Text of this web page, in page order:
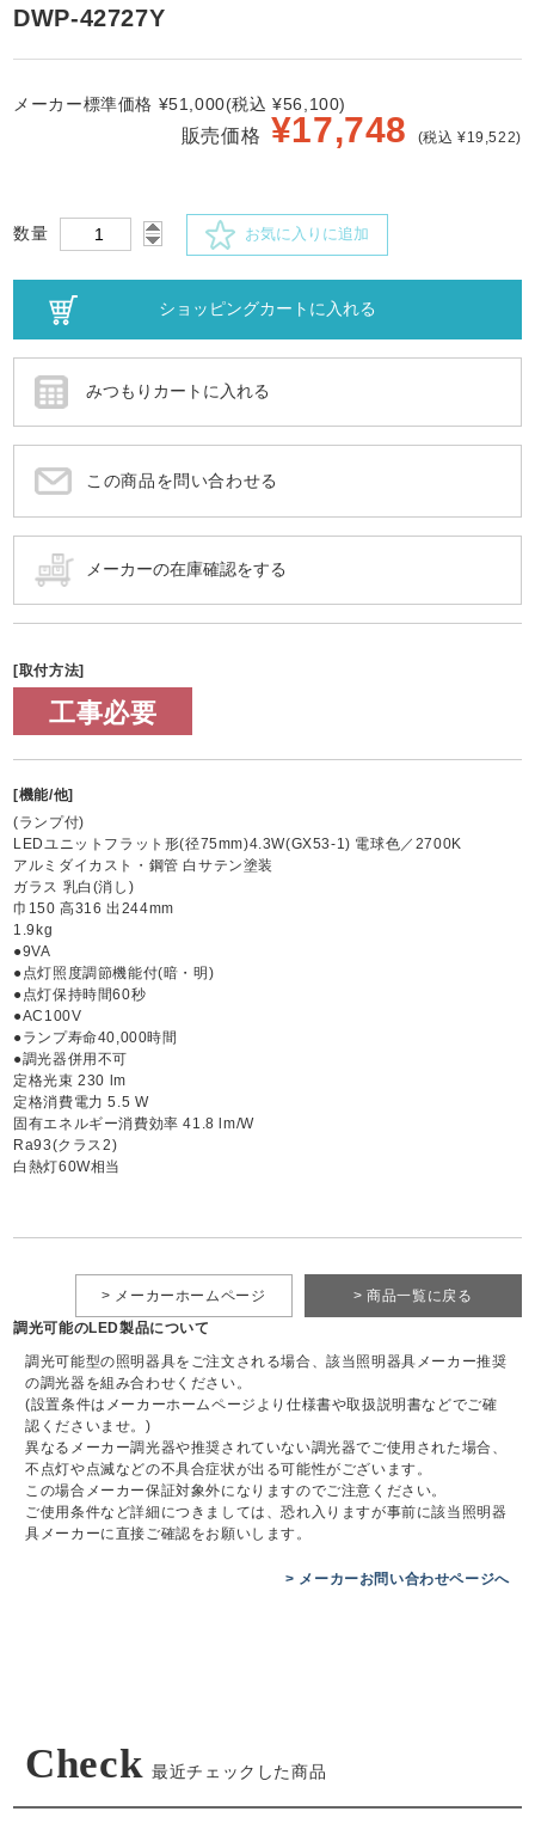
DWP-42727Y
メーカー標準価格 ¥51,000(税込 ¥56,100)
販売価格 ¥17,748 (税込 ¥19,522)
数量 お気に入りに追加
この商品を問い合わせる
[取付方法]
工事必要
[機能/他]
(ランプ付)
LEDユニットフラット形(径75mm)4.3W(GX53-1) 電球色／2700K
アルミダイカスト・鋼管 白サテン塗装
ガラス 乳白(消し)
巾150 高316 出244mm
1.9kg
●9VA
●点灯照度調節機能付(暗・明)
●点灯保持時間60秒
●AC100V
●ランプ寿命40,000時間
●調光器併用不可
定格光束 230 lm
定格消費電力 5.5 W
固有エネルギー消費効率 41.8 lm/W
Ra93(クラス2)
白熱灯60W相当
> 商品一覧に戻る
> メーカーホームページ
調光可能のLED製品について
調光可能型の照明器具をご注文される場合、該当照明器具メーカー推奨
の調光器を組み合わせください。
(設置条件はメーカーホームページより仕様書や取扱説明書などでご確
認くださいませ。)
異なるメーカー調光器や推奨されていない調光器でご使用された場合、
不点灯や点滅などの不具合症状が出る可能性がございます。
この場合メーカー保証対象外になりますのでご注意ください。
ご使用条件など詳細につきましては、恐れ入りますが事前に該当照明器
具メーカーに直接ご確認をお願いします。
> メーカーお問い合わせページへ
Check 最近チェックした商品